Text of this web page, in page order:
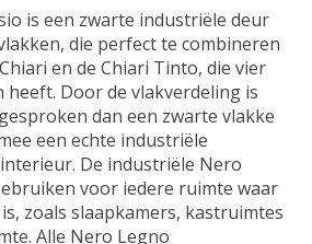
is een zwarte industriële deur
die perfect te combineren
en de Chiari Tinto, die vier
Door de vlakverdeling is
dan een zwarte vlakke
een echte industriële
De industriële Nero
voor iedere ruimte waar
zoals slaapkamers, kastruimtes
Alle Nero Legno